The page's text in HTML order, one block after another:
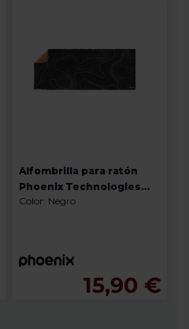
Alfombrilla para ratón
Phoenix Technologies
STRATOS NEGRO
Color: Negro
15,90 €